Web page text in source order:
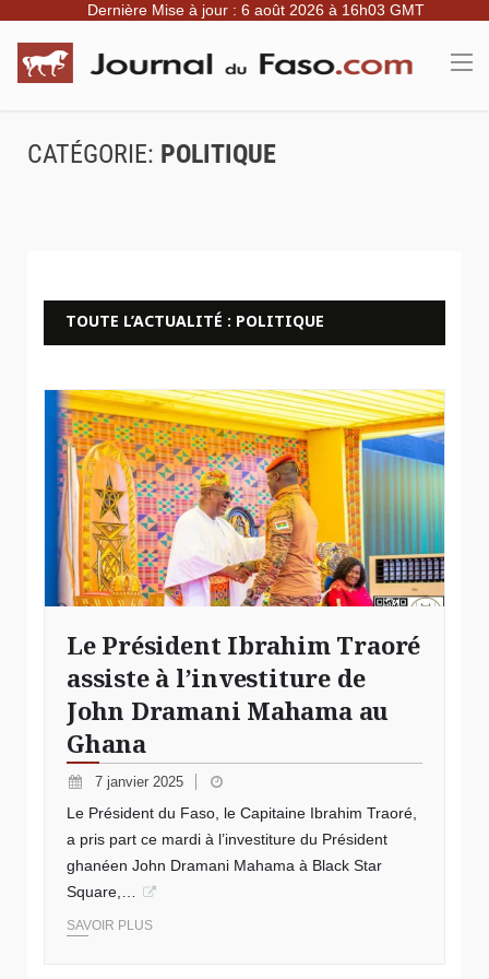
Dernière Mise à jour : 6 août 2026 à 16h03 GMT
CATÉGORIE: POLITIQUE
TOUTE L’ACTUALITÉ : POLITIQUE
Le Président Ibrahim Traoré
assiste à l’investiture de
John Dramani Mahama au
Ghana
7 janvier 2025
Le Président du Faso, le Capitaine Ibrahim Traoré,
a pris part ce mardi à l’investiture du Président
ghanéen John Dramani Mahama à Black Star
Square,…
SAVOIR PLUS